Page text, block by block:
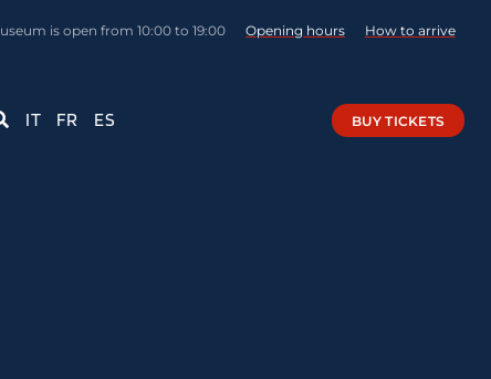
is open from 10:00 to 19:00 Opening hours How to arrive
IT FR ES BUY TICKETS